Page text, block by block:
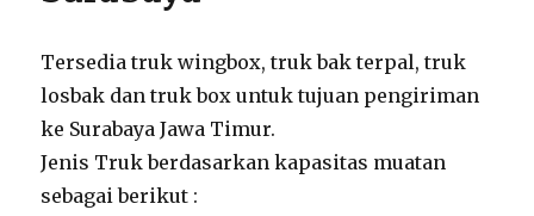
Tersedia truk wingbox, truk bak terpal, truk
losbak dan truk box untuk tujuan pengiriman
ke Surabaya Jawa Timur.
Jenis Truk berdasarkan kapasitas muatan
sebagai berikut :